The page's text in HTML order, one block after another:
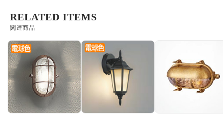
関連商品
RELATED ITEMS